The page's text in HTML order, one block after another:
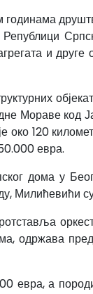
и
Мораве код
120
евра.
дома у
Милићевићи
одржава
евра, а